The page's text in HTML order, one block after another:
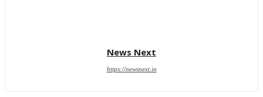
News Next
https://newsnext.in